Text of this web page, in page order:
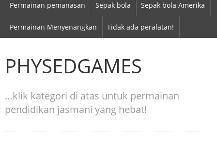
Permainan pemanasan Sepak bola Sepak bola Amerika
Permainan Menyenangkan Tidak ada peralatan!
PHYSEDGAMES
…klik kategori di atas untuk permainan
pendidikan jasmani yang hebat!